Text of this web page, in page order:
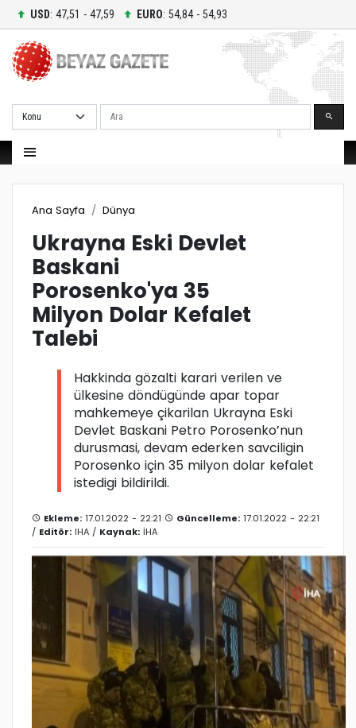
USD: 47,51 - 47,59 EURO: 54,84 - 54,93
Ara
Ana Sayfa Dünya
Ukrayna Eski Devlet
Baskani
Porosenko'ya 35
Milyon Dolar Kefalet
Talebi
Hakkinda gözalti karari verilen ve
ülkesine döndügünde apar topar
mahkemeye çikarilan Ukrayna Eski
Devlet Baskani Petro Porosenko’nun
durusmasi, devam ederken savciligin
Porosenko için 35 milyon dolar kefalet
istedigi bildirildi.
Ekleme: 17.01.2022 - 22:21 Güncelleme: 17.01.2022 - 22:21
/ Editör: IHA / Kaynak: İHA